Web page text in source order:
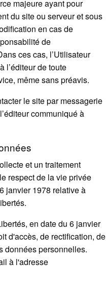
majeure ayant pour
du site ou serveur et sous
en cas de
de
ces cas, l’Utilisateur
l’éditeur de toute
même sans préavis.
le site par messagerie
communiqué à
et un traitement
respect de la vie privée
janvier 1978 relative à
en date du 6 janvier
d'accès, de rectification, de
données personnelles.
à l'adresse